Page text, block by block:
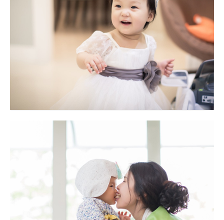
대구돌스냅
더플라워대구돌스냅